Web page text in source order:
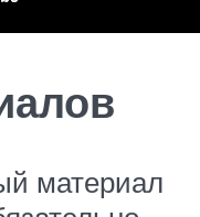
материал